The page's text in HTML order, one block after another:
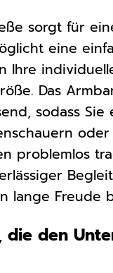
sorgt für
eine
Ihre
Das
sodass
problemlos
lange Freude
die den